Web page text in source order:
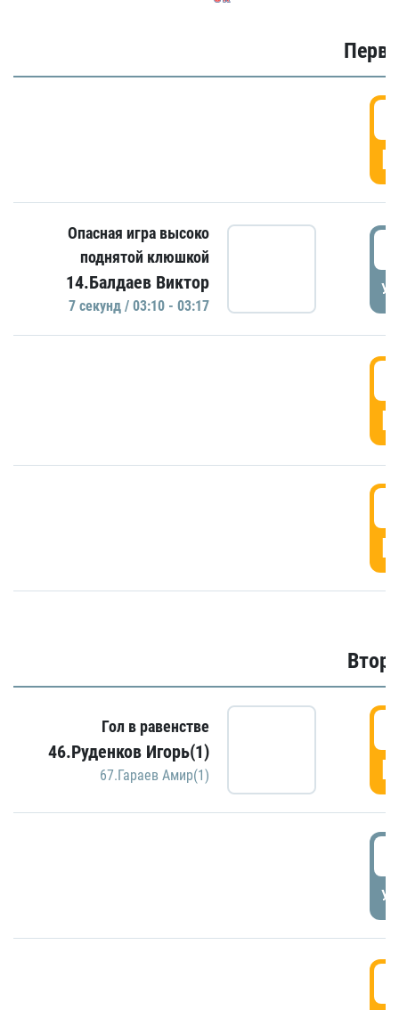
Опасная игра высоко
поднятой клюшкой
14.Балдаев Виктор
7 секунд / 03:10 - 03:17
Гол в равенстве
46.Руденков Игорь(1)
67.Гараев Амир(1)